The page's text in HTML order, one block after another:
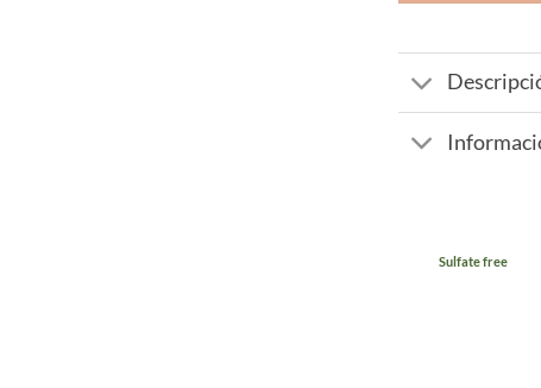
Sulfate free